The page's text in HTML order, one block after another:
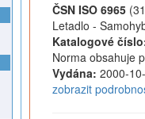
ČSN ISO 6965
Letadlo -
Katalogové
Norma obsahuje
Vydána: 2000-
zobrazit